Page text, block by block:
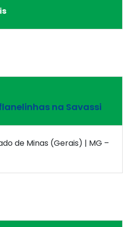
na Savassi
de Minas (Gerais) | MG –